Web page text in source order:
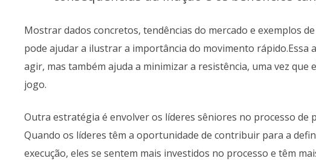
Mostrar dados concretos, tendências do mercado e exemplos
pode ajudar a ilustrar a importância do movimento rápido.Essa
agir, mas também ajuda a minimizar a resistência, uma vez que
jogo.
Outra estratégia é envolver os líderes sêniores no processo de
Quando os líderes têm a oportunidade de contribuir para a
execução, eles se sentem mais investidos no processo e têm